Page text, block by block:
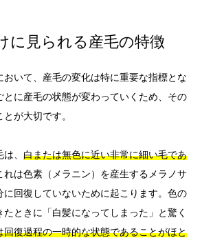
に見られる産毛の特徴
おいて、産毛の変化は特に重要な指標とな
とに産毛の状態が変わっていくため、その
が大切です。
、 白または無色に近い非常に細い毛であ
れは色素（メラニン）を産生するメラノサ
に回復していないために起こります。色の
ときに「白髪になってしまった」と驚く
回復過程の一時的な状態であることがほと